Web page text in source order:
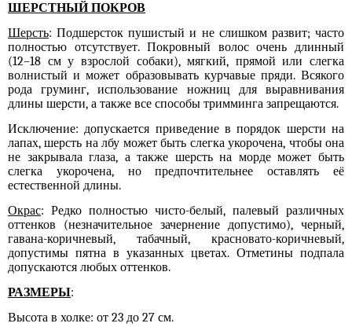
ШЕРСТНЫЙ ПОКРОВ
Шерсть: Подшерсток пушистый и не слишком развит; часто
полностью отсутствует. Покровный волос очень длинный
(12–18 см у взрослой собаки), мягкий, прямой или слегка
волнистый и может образовывать курчавые пряди. Всякого
рода груминг, использование ножниц для выравнивания
длины шерсти, а также все способы тримминга запрещаются.
Исключение: допускается приведение в порядок шерсти на
лапах, шерсть на лбу может быть слегка укорочена, чтобы она
не закрывала глаза, а также шерсть на морде может быть
слегка укорочена, но предпочтительнее оставлять её
естественной длины.
Окрас: Редко полностью чисто-белый, палевый различных
оттенков (незначительное зачернение допустимо), черный,
гавана-коричневый, табачный, красновато-коричневый,
допустимы пятна в указанных цветах. Отметины подпала
допускаются любых оттенков.
РАЗМЕРЫ:
Высота в холке: от 23 до 27 см.